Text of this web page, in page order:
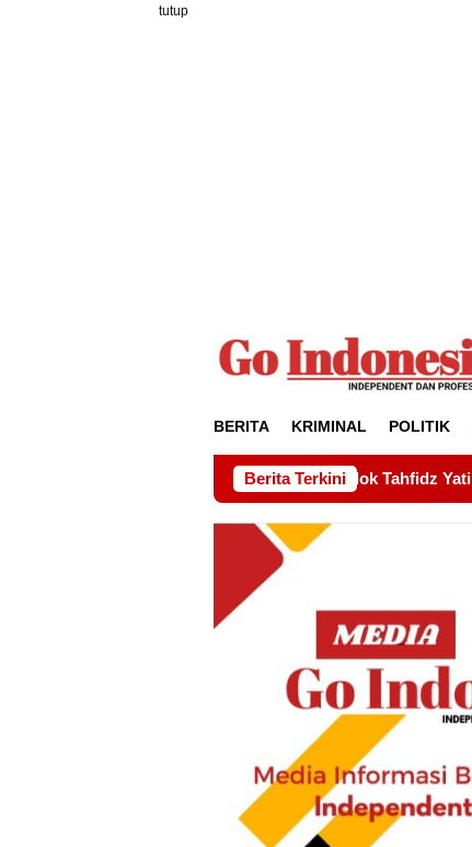
tutup
BERITA KRIMINAL POLITIK
Berita Terkini
kepada Pondok Tahfidz Yatim dan Dhuafa Al-Aqsho Batam